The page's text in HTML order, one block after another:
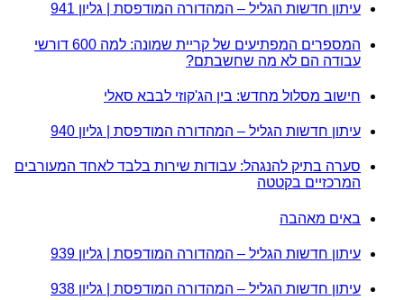
עיתון חדשות הגליל – המהדורה המודפסת | גליון 941
המספרים המפתיעים של קריית שמונה: למה 600 דורשי
עבודה הם לא מה שחשבתם?
חישוב מסלול מחדש: בין הג'קוזי לבבא סאלי
עיתון חדשות הגליל – המהדורה המודפסת | גליון 940
סערה בתיק להנגהל: עבודות שירות בלבד לאחד המעורבים
המרכזיים בקטטה
באים מאהבה
עיתון חדשות הגליל – המהדורה המודפסת | גליון 939
עיתון חדשות הגליל – המהדורה המודפסת | גליון 938